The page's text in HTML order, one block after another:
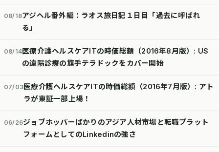
08/18アジヘル番外編：ラオス旅日記１日目「過去に呼ばれ
る」
08/14医療介護ヘルスケアITの時価総額（2016年8月版）: US
の遠隔診療の旗手テラドックをカバー開始
07/03医療介護ヘルスケアITの時価総額（2016年7月版）: アト
ラが東証一部上場！
06/26ジョブホッパーばかりのアジア人材市場と転職プラット
フォームとしてのLinkedinの強さ